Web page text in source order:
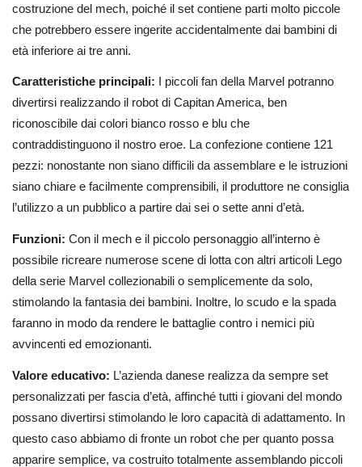
costruzione del mech, poiché il set contiene parti molto piccole
che potrebbero essere ingerite accidentalmente dai bambini di
età inferiore ai tre anni.
Caratteristiche principali: I piccoli fan della Marvel potranno
divertirsi realizzando il robot di Capitan America, ben
riconoscibile dai colori bianco rosso e blu che
contraddistinguono il nostro eroe. La confezione contiene 121
pezzi: nonostante non siano difficili da assemblare e le istruzioni
siano chiare e facilmente comprensibili, il produttore ne consiglia
l’utilizzo a un pubblico a partire dai sei o sette anni d’età.
Funzioni: Con il mech e il piccolo personaggio all’interno è
possibile ricreare numerose scene di lotta con altri articoli Lego
della serie Marvel collezionabili o semplicemente da solo,
stimolando la fantasia dei bambini. Inoltre, lo scudo e la spada
faranno in modo da rendere le battaglie contro i nemici più
avvincenti ed emozionanti.
Valore educativo: L’azienda danese realizza da sempre set
personalizzati per fascia d’età, affinché tutti i giovani del mondo
possano divertirsi stimolando le loro capacità di adattamento. In
questo caso abbiamo di fronte un robot che per quanto possa
apparire semplice, va costruito totalmente assemblando piccoli